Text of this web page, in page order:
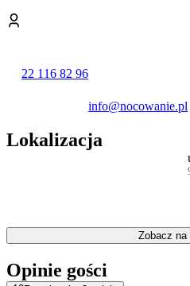
przy historycznej trasie spacerowej
Śnieżnik. 10 minut spacerem do
kawiarni, restauracji, Żabki, Dino,
Super lokalizacja domu pozwala w
widokowy-2022), arboretum, trasy
Zapraszamy do kontaktu.
22 116 82 96
info@nocowanie.pl
Lokalizacja
Zobacz na
Opinie gości